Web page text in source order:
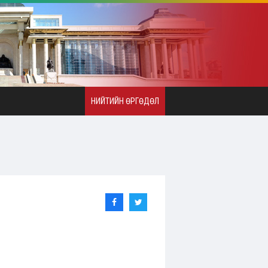
НИЙТИЙН ӨРГӨДӨЛ